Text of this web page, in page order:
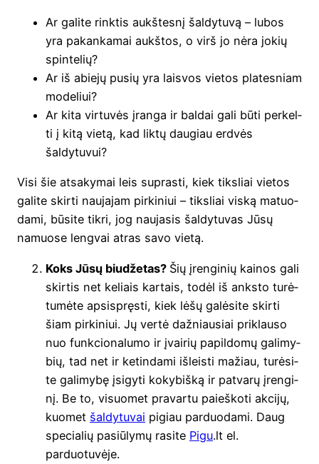
Ar gali­te rink­tis aukš­tes­nį šal­dy­tu­vą – lubos
yra pakan­ka­mai aukš­tos, o virš jo nėra jokių
spintelių?
Ar iš abie­jų pusių yra lais­vos vie­tos pla­tes­niam
modeliui?
Ar kita vir­tu­vės įran­ga ir bal­dai gali būti per­kel­
ti į kitą vie­tą, kad lik­tų dau­giau erd­vės
šaldytuvui?
Visi šie atsa­ky­mai leis supras­ti, kiek tiks­liai vie­tos
gali­te skir­ti nau­ja­jam pir­ki­niui – tiks­liai vis­ką matuo­
da­mi, būsi­te tik­ri, jog nau­ja­sis šal­dy­tu­vas Jūsų
namuo­se leng­vai atras savo vietą.
Koks Jūsų biu­dže­tas? Šių įren­gi­nių kai­nos gali
skir­tis net keliais kar­tais, todėl iš anks­to turė­
tu­mė­te apsi­spręs­ti, kiek lėšų galė­si­te skir­ti
šiam pir­ki­niui. Jų ver­tė daž­niau­siai pri­klau­so
nuo funk­cio­na­lu­mo ir įvai­rių papil­do­mų gali­my­
bių, tad net ir ketin­da­mi išleis­ti mažiau, turė­si­
te gali­my­bę įsi­gy­ti koky­biš­ką ir patva­rų įren­gi­
nį. Be to, visuo­met pra­var­tu paieš­ko­ti akci­jų,
kuo­met šal­dy­tu­vai pigiau par­duo­da­mi. Daug
spe­cia­lių pasiū­ly­mų rasi­te Pigu.lt el.
parduotuvėje.